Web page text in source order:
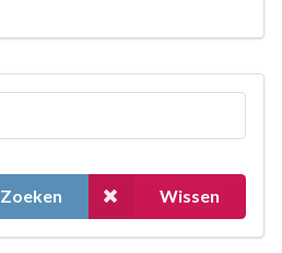
Zoeken Wissen